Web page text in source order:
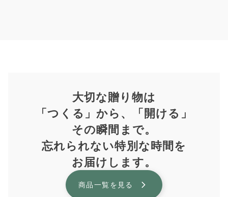
大切な贈り物は
「つくる」から、「開ける」
その瞬間まで。
忘れられない特別な時間を
お届けします。
商品一覧を見る